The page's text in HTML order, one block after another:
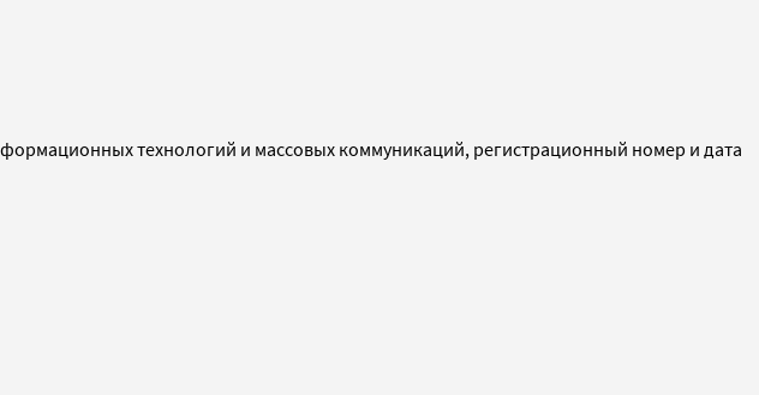
технологий и массовых коммуникаций, регистрационный номер и дата